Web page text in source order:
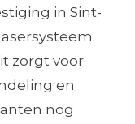
in Sint-
zorgt voor
en
nog